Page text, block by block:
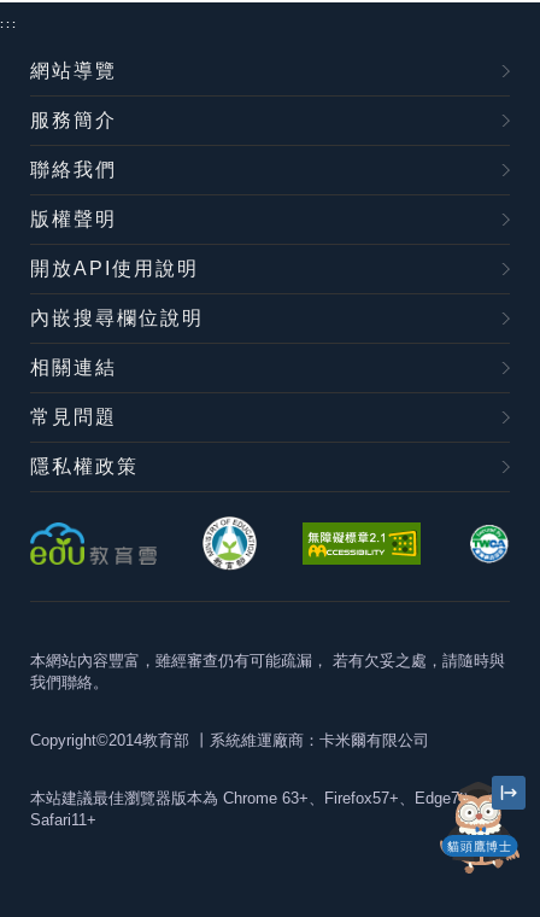
貓頭鷹博士
:::
網站導覽
服務簡介
聯絡我們
版權聲明
開放API使用說明
內嵌搜尋欄位說明
相關連結
常見問題
隱私權政策
本網站內容豐富，雖經審查仍有可能疏漏， 若有欠妥之處，請隨時與
我們聯絡。
Copyright©2014教育部 丨系統維運廠商：卡米爾有限公司
本站建議最佳瀏覽器版本為 Chrome 63+、Firefox57+、Edge79+及
Safari11+